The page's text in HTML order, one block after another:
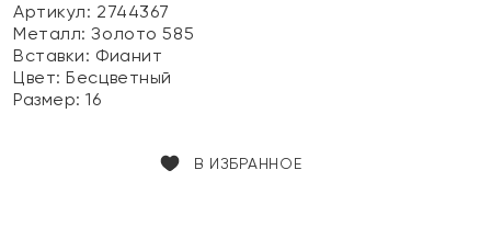
Артикул: 2744367
Металл:Золото 585
Вставки: Фианит
Цвет:Бесцветный
Размер:16
В ИЗБРАННОЕ